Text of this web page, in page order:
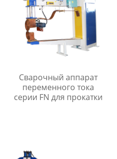
Сварочный аппарат
переменного тока
серии FN для прокатки